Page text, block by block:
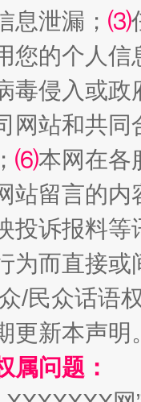
"炒
息泄漏； ⑶
您的个人
毒侵入或
网站和共
⑹本网在各
站留言的内
投诉报料
为而直接
/民众话语
更新本声明
属问题：